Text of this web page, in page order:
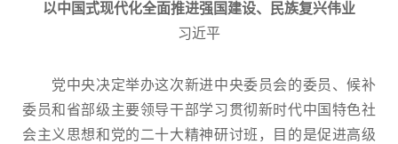
以中国式现代化全面推进强国建设、民族复兴伟业
习近平
党中央决定举办这次新进中央委员会的委员、候补
委员和省部级主要领导干部学习贯彻新时代中国特色社
会主义思想和党的二十大精神研讨班，目的是促进高级